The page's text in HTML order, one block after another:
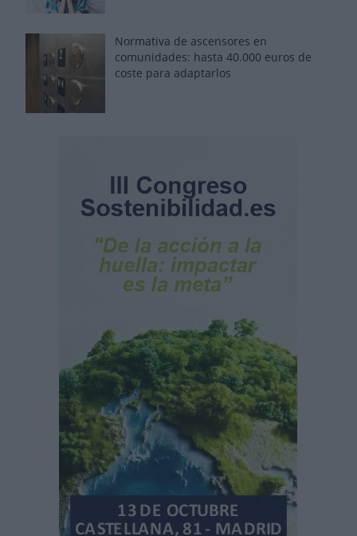
Normativa de ascensores en
comunidades: hasta 40.000 euros de
coste para adaptarlos